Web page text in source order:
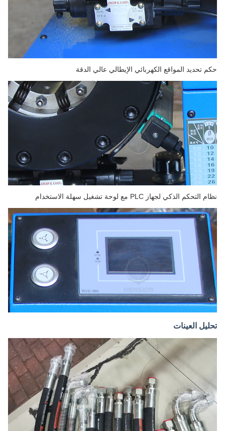
حكم تحديد المواقع الكهربائي الإيطالي عالي الدقة
نظام التحكم الذكي لجهاز PLC مع لوحة تشغيل سهلة الاستخدام
تحليل العينات